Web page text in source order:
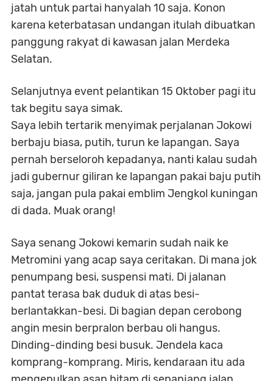
jatah untuk partai hanyalah 10 saja. Konon
karena keterbatasan undangan itulah dibuatkan
panggung rakyat di kawasan jalan Merdeka
Selatan.
Selanjutnya event pelantikan 15 Oktober pagi itu
tak begitu saya simak.
Saya lebih tertarik menyimak perjalanan Jokowi
berbaju biasa, putih, turun ke lapangan. Saya
pernah berseloroh kepadanya, nanti kalau sudah
jadi gubernur giliran ke lapangan pakai baju putih
saja, jangan pula pakai emblim Jengkol kuningan
di dada. Muak orang!
Saya senang Jokowi kemarin sudah naik ke
Metromini yang acap saya ceritakan. Di mana jok
penumpang besi, suspensi mati. Di jalanan
pantat terasa bak duduk di atas besi-
berlantakkan-besi. Di bagian depan cerobong
angin mesin berpralon berbau oli hangus.
Dinding-dinding besi busuk. Jendela kaca
komprang-komprang. Miris, kendaraan itu ada